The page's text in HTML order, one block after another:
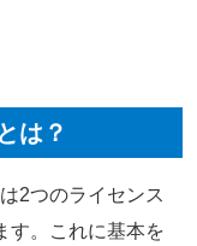
は？
2つのライセンス
す。これに基本を